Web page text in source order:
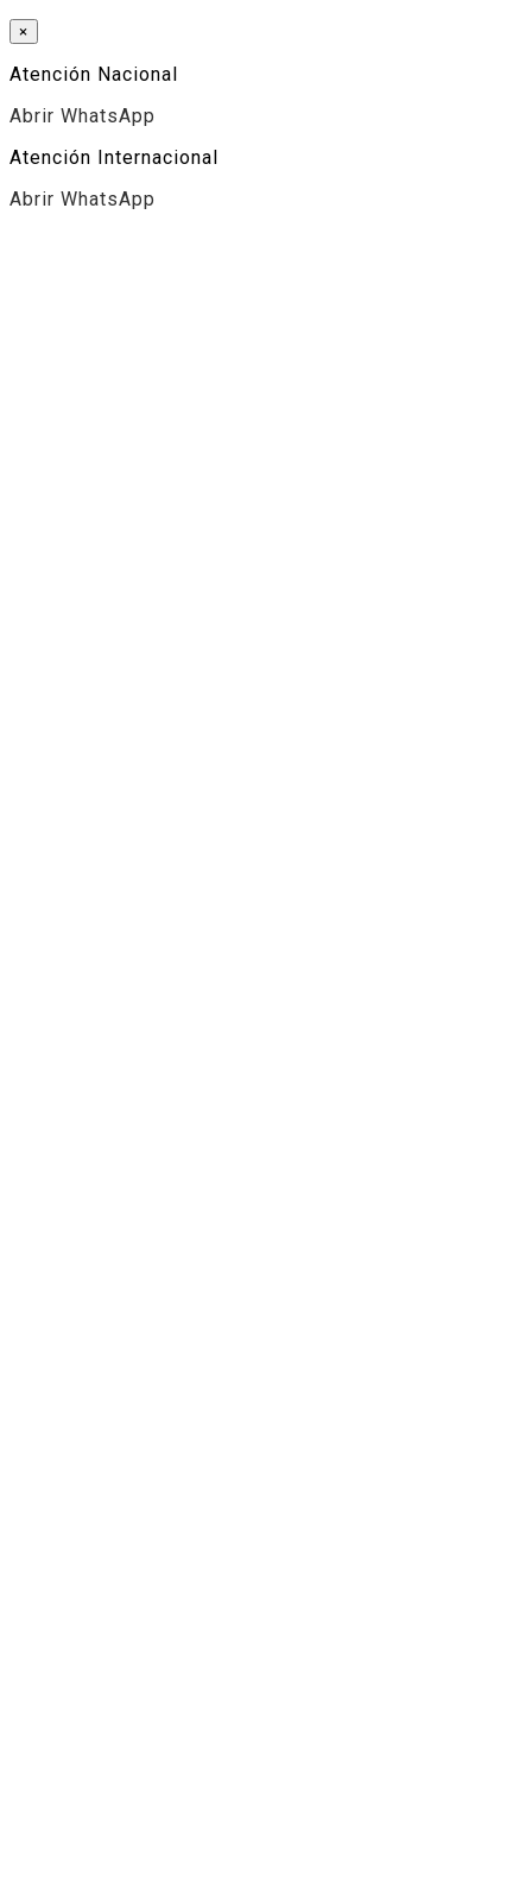
×
Atención Nacional
Abrir WhatsApp
Atención Internacional
Abrir WhatsApp